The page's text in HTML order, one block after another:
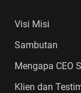
Visi Misi
Sambutan
Mengapa CEO
Klien dan